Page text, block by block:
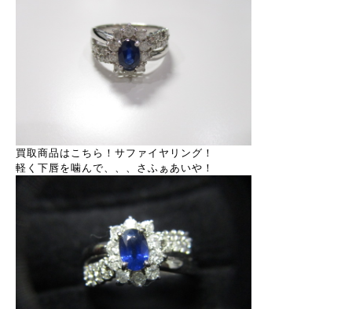
買取商品はこちら！サファイヤリング！
軽く下唇を噛んで、、、さふぁあいや！